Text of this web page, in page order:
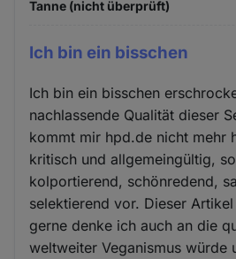
Tanne (nicht überprüft)
Ich bin ein bisschen
Ich bin ein bisschen
nachlassende Qualität dieser
kommt mir hpd.de nicht mehr
kritisch und allgemeingültig,
kolportierend, schönredend,
selektierend vor. Dieser
gerne denke ich auch an die
weltweiter Veganismus würde